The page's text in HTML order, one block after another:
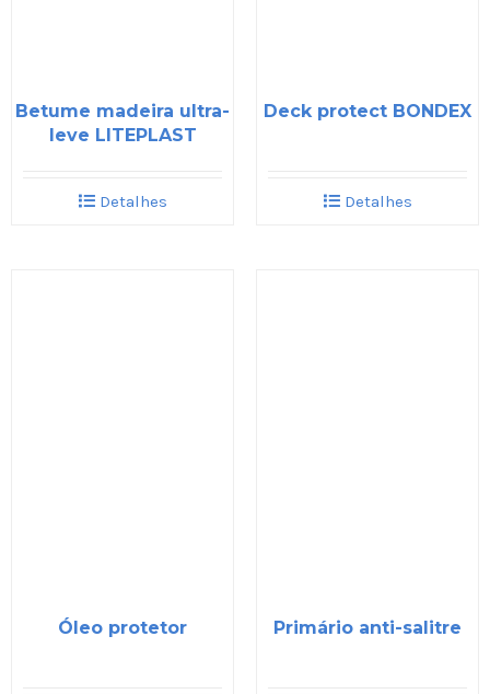
Betume madeira ultra-
leve LITEPLAST
Detalhes
Deck protect BONDEX
Detalhes
Óleo protetor Primário anti-salitre